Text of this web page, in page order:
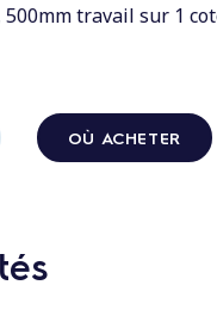
500mm travail sur 1
OÙ ACHETER